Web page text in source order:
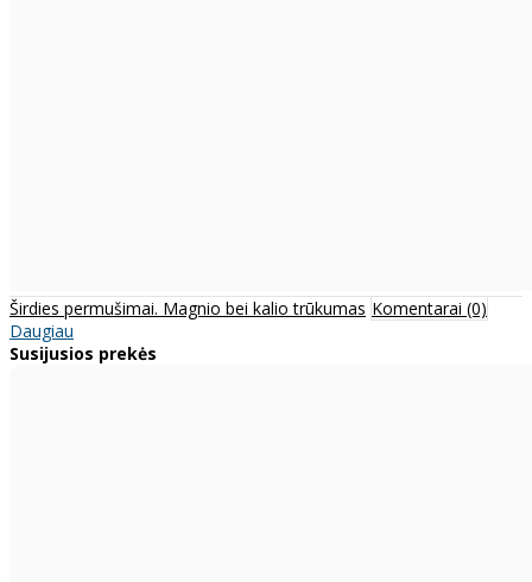
Širdies permušimai. Magnio bei kalio trūkumas Komentarai (0)
Daugiau
Susijusios prekės